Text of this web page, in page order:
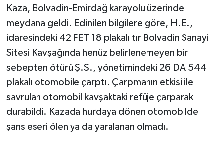
Kaza, Bolvadin-Emirdağ karayolu üzerinde
meydana geldi. Edinilen bilgilere göre, H.E.,
idaresindeki 42 FET 18 plakalı tır Bolvadin Sanayi
Sitesi Kavşağında henüz belirlenemeyen bir
sebepten ötürü Ş.S., yönetimindeki 26 DA 544
plakalı otomobile çarptı. Çarpmanın etkisi ile
savrulan otomobil kavşaktaki refüje çarparak
durabildi. Kazada hurdaya dönen otomobilde
şans eseri ölen ya da yaralanan olmadı.